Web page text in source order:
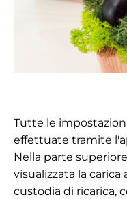
Tutte le
effettuate tramite
Nella parte
visualizzata la
custodia di ricarica,